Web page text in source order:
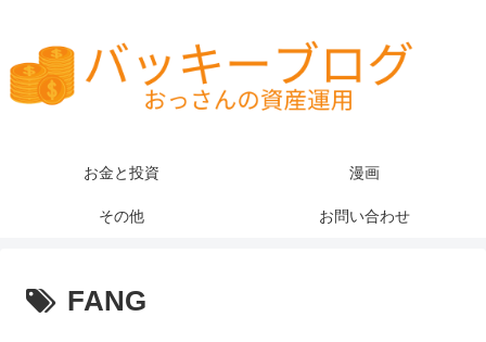
お金と投資 漫画
その他 お問い合わせ
FANG